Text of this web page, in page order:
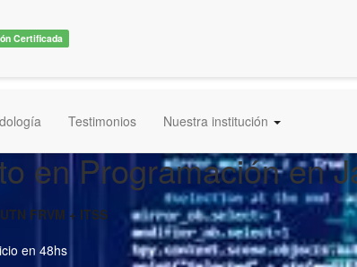
Certificada
Testimonios Nuestra institución
en Programación en
UTN FRVM + ITSS
en 48hs